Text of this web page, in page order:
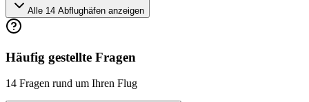
Alle 14 Abflughäfen anzeigen
Häufig gestellte Fragen
14 Fragen rund um Ihren Flug